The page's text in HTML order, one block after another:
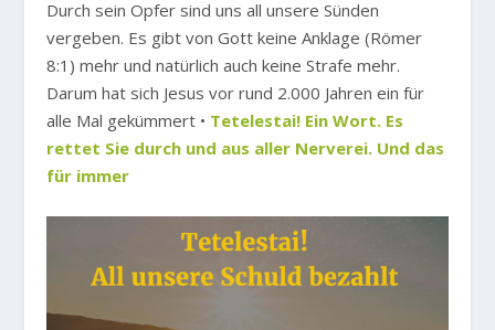
Durch sein Opfer sind uns all unsere Sünden
vergeben. Es gibt von Gott keine Anklage (Römer
8:1) mehr und natürlich auch keine Strafe mehr.
Darum hat sich Jesus vor rund 2.000 Jahren ein für
alle Mal gekümmert • Tetelestai! Ein Wort. Es
rettet Sie durch und aus aller Nerverei. Und das
für immer